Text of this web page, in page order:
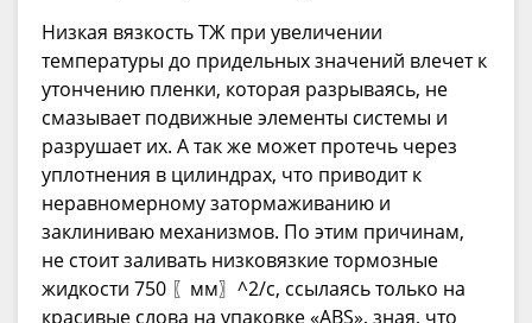
Низкая вязкость ТЖ при увеличении
температуры до придельных значений влечет к
утончению пленки, которая разрываясь, не
смазывает подвижные элементы системы и
разрушает их. А так же может протечь через
уплотнения в цилиндрах, что приводит к
неравномерному затормаживанию и
заклиниваю механизмов. По этим причинам,
не стоит заливать низковязкие тормозные
жидкости 750 〖мм〗^2/с, ссылаясь только на
красивые слова на упаковке «ABS», зная, что